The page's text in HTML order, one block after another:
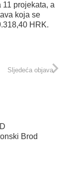
projekata, a
koja se
HRK.
Sljedeća objava
Brod